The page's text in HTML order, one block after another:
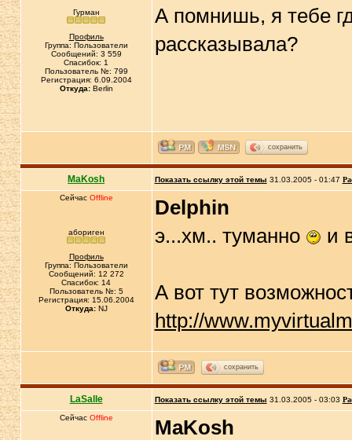
Гурман
Профиль
Группа: Пользователи
Сообщений: 3 559
Спасибок: 1
Пользователь №: 799
Регистрация: 6.09.2004
Откуда:Berlin
А помнишь, я тебе
рассказывала?
сохранить
MaKosh Показать ссылку этой темы 31.03.2005 - 01:47
Сейчас Offline
абориген
Профиль
Группа: Пользователи
Сообщений: 12 272
Спасибок: 14
Пользователь №: 5
Регистрация: 15.06.2004
Откуда:NJ
Delphin
э...хм.. туманно
и
А вот тут
http://
сохранить
LaSalle Показать ссылку этой темы 31.03.2005 - 03:03
Сейчас Offline MaKosh